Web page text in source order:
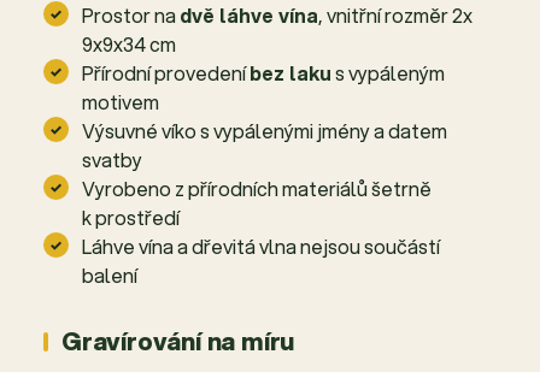
Prostor nadvě láhve vína, vnitřní rozměr 2x
9x9x34 cm
Přírodní provedeníbez lakus vypáleným
motivem
Výsuvné víko s vypálenými jmény a datem
svatby
Vyrobeno z přírodních materiálů šetrně
k prostředí
Láhve vína a dřevitá vlna nejsou součástí
balení
Gravírování na míru